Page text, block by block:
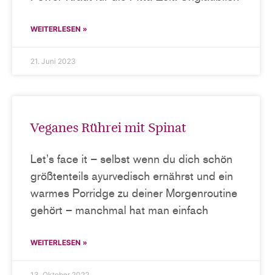
WEITERLESEN »
21. Juni 2023
Veganes Rührei mit Spinat
Let’s face it – selbst wenn du dich schön
größtenteils ayurvedisch ernährst und ein
warmes Porridge zu deiner Morgenroutine
gehört – manchmal hat man einfach
WEITERLESEN »